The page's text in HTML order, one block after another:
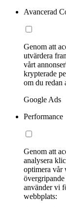
Avancerad
Genom att
utvärdera
vårt
krypterade
om du redan
Google Ads
Performance
Genom att
analysera
optimera vår
använder vi
webbplats: